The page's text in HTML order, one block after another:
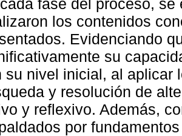
fase del proceso,
los contenidos
Evidenciando
su
su nivel inicial, al aplicar
y resolución de
y reflexivo. Además,
por